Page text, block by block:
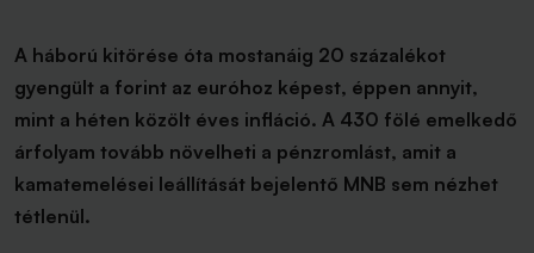
A háború kitörése óta mostanáig 20 százalékot
gyengült a forint az euróhoz képest, éppen annyit,
mint a héten közölt éves infláció. A 430 fölé emelkedő
árfolyam tovább növelheti a pénzromlást, amit a
kamatemelései leállítását bejelentő MNB sem nézhet
tétlenül.